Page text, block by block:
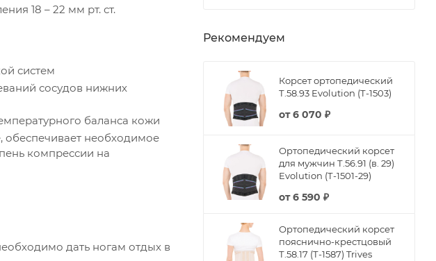
18 – 22 мм рт. ст.
систем
сосудов нижних
баланса кожи
обеспечивает необходимое
компрессии на
дать ногам отдых в
Рекомендуем
Корсет ортопедический
Т.58.93 Evolution (Т-1503)
от6 070 ₽
Ортопедический корсет
для мужчин Т.56.91 (в. 29)
Evolution (Т-1501-29)
от6 590 ₽
Ортопедический корсет
пояснично-крестцовый
Т.58.17 (Т-1587) Trives